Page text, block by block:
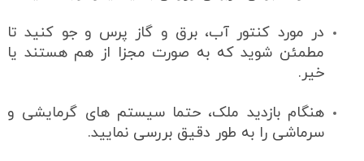
در مورد کنتور آب، برق و گاز پرس و جو کنید تا
مطمئن شوید که به صورت مجزا از هم هستند یا
خیر.
هنگام بازدید ملک، حتما سیستم های گرمایشی و
سرماشی را به طور دقیق بررسی نمایید.